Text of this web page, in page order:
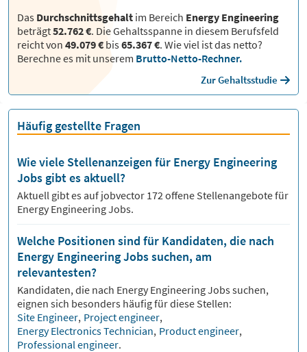
Das Durchschnittsgehalt im Bereich Energy Engineering
beträgt52.762 €. Die Gehaltsspanne in diesem Berufsfeld
reicht von 49.079 € bis65.367 €. Wie viel ist das netto?
Berechne es mit unserem Brutto-Netto-Rechner.
Zur Gehaltsstudie
Häufig gestellte Fragen
Wie viele Stellenanzeigen für Energy Engineering
Jobs gibt es aktuell?
Aktuell gibt es auf jobvector 172offene Stellenangebote für
Energy Engineering Jobs.
Welche Positionen sind für Kandidaten, die nach
Energy Engineering Jobs suchen, am
relevantesten?
Kandidaten, die nach Energy EngineeringJobs suchen,
eignen sich besonders häufig für diese Stellen:
Site Engineer, Project engineer,
Energy Electronics Technician, Product engineer,
Professional engineer.